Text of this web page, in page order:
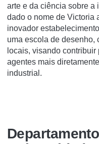
arte e da ciência sobre a
dado o nome de Victoria
inovador
uma escola de desenho,
locais, visando
agentes mais
industrial.